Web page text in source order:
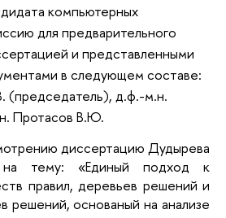
компьютерных
для предварительного
и представленными
в следующем составе:
(председатель), д.ф.-м.н.
Протасов В.Ю.
диссертацию Дудырева
на тему: «Единый подход к
правил, деревьев решений и
решений, основаный на анализе